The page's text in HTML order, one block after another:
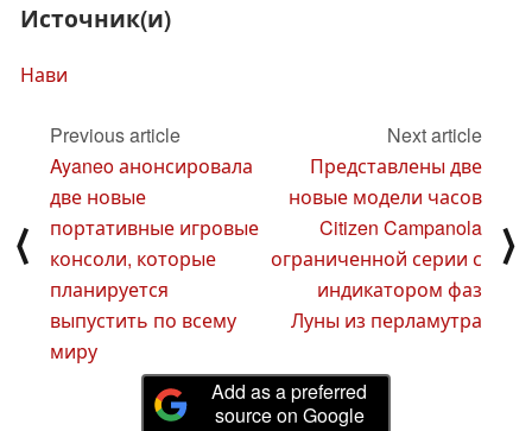
Источник(и)
Нави
⟨
Previous article
Ayaneo анонсировала
две новые
портативные игровые
консоли, которые
планируется
выпустить по всему
миру
Next article
Представлены две
новые модели часов
Citizen Campanola
ограниченной серии с
индикатором фаз
Луны из перламутра
⟩
Add as a preferred
source on Google